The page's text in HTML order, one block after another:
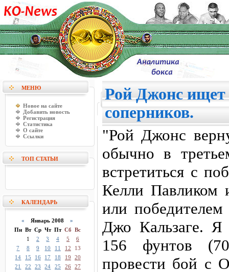
МЕНЮ
Новое на сайте
Добавить новость
Регистрация
Статистика
О сайте
Ссылки
ТОП СТАТЬИ
КАЛЕНДАРЬ
« Январь 2008»
Пн Вт Ср Чт Пт Сб Вс
1
2 3 4 5
6
7
8 9 10 11 12
13
14
15 16 17 18 19
20
21
22 23 24 25 26 27
Рой Джонс
соперников.
"Рой Джонс
обычно в
встретиться с
Келли Павликом
или
Джо Кальзаге. Я
156 фунтов
провести бой с